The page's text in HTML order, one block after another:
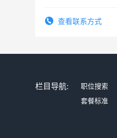
表或者有医学资质的优
查看联系方式
栏目导航: 职位搜索
套餐标准